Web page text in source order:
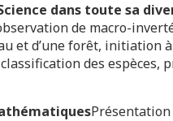
dans toute sa
de macro-
et d’une forêt, initiation
des espèces,